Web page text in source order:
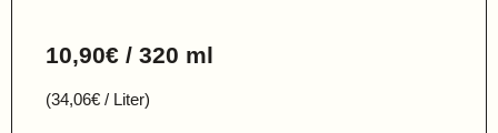
10,90€ / 320 ml
(34,06€ / Liter)